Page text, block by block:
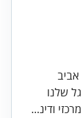
שלנו
ודינ...